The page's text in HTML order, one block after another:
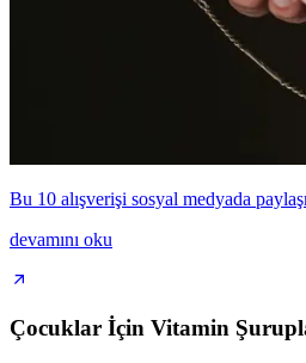
Bu 10 alışverişi sosyal medyada
devamını oku
Çocuklar İçin Vitamin